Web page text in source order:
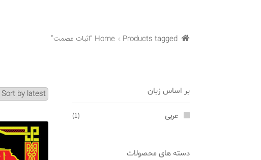
Home Products tagged “اثبات عصمت”
بر اساس زبان
عربی (1)
دسته های محصولات